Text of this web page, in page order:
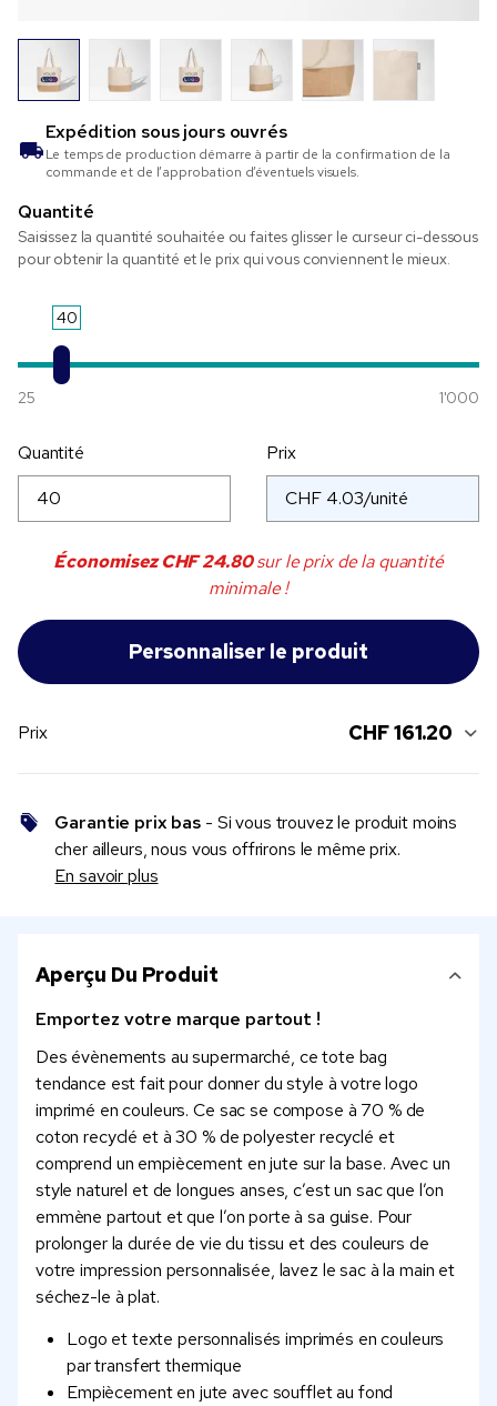
Expédition sousjours ouvrés
Le temps de production démarre à partir de la confirmation de la
commande et de l’approbation d’éventuels visuels.
Quantité
Saisissez la quantité souhaitée ou faites glisser le curseur ci-dessous
pour obtenir la quantité et le prix qui vous conviennent le mieux.
40
25 1'000
Quantité Prix
ÉconomisezCHF 24.80sur le prix de la quantité
minimale !
Prix CHF 161.20
Garantie prix bas - Si vous trouvez le produit moins
cher ailleurs, nous vous offrirons le même prix.
En savoir plus
Aperçu Du Produit
Emportez votre marque partout !
Des évènements au supermarché, ce tote bag
tendance est fait pour donner du style à votre logo
imprimé en couleurs. Ce sac se compose à 70 % de
coton recyclé et à 30 % de polyester recyclé et
comprend un empiècement en jute sur la base. Avec un
style naturel et de longues anses, c’est un sac que l’on
emmène partout et que l’on porte à sa guise. Pour
prolonger la durée de vie du tissu et des couleurs de
votre impression personnalisée, lavez le sac à la main et
séchez-le à plat.
Logo et texte personnalisés imprimés en couleurs
par transfert thermique
Empiècement en jute avec soufflet au fond